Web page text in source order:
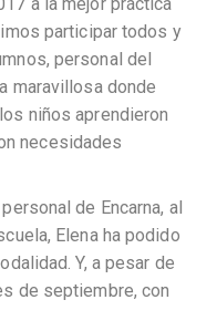
participar todos y
personal del
maravillosa donde
niños aprendieron
necesidades
de Encarna, al
Elena ha podido
Y, a pesar de
de septiembre, con